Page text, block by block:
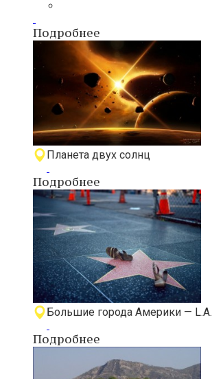
Подробнее
Планета двух солнц
Подробнее
Большие города Америки — L.A.
Подробнее